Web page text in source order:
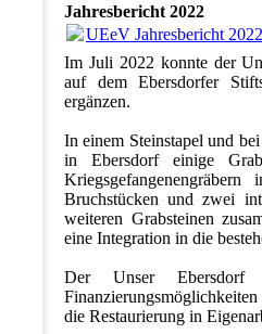
Jahresbericht 2022
UEeV Jahresbericht
Im Juli 2022 konnte der
auf dem Ebersdorfer
ergänzen.
In einem Steinstapel und
in Ebersdorf einige
Bruchstücken und zwei
weiteren Grabsteinen
eine Integration in die
Der Unser
die Restaurierung in